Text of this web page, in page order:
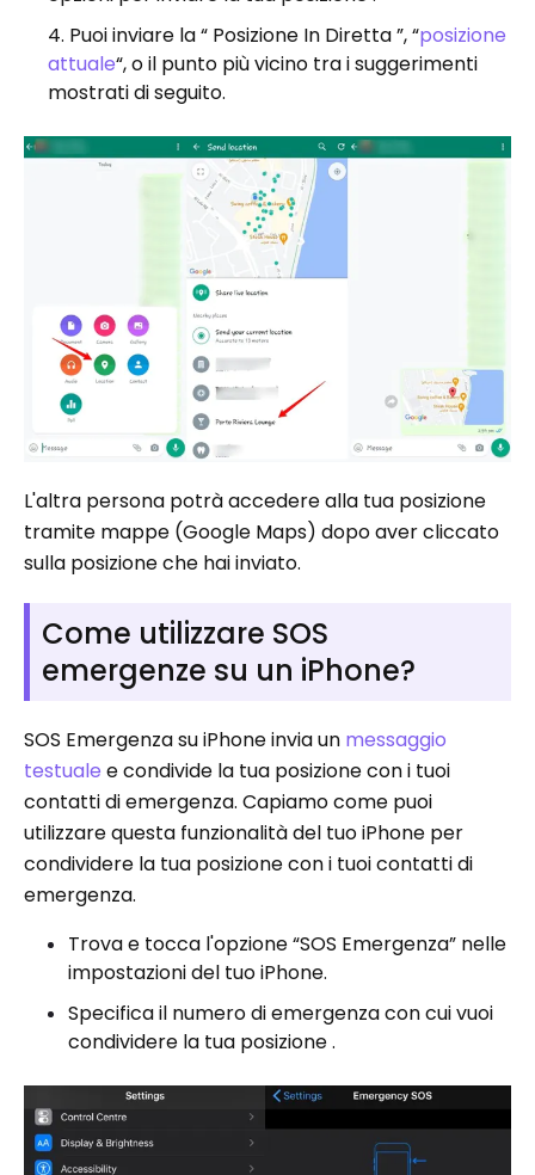
Puoi inviare la “ Posizione In Diretta ”, “posizione
attuale“, o il punto più vicino tra i suggerimenti
mostrati di seguito.
L'altra persona potrà accedere alla tua posizione
tramite mappe (Google Maps) dopo aver cliccato
sulla posizione che hai inviato.
Come utilizzare SOS
emergenze su un iPhone?
SOS Emergenza su iPhone invia un messaggio
testuale e condivide la tua posizione con i tuoi
contatti di emergenza. Capiamo come puoi
utilizzare questa funzionalità del tuo iPhone per
condividere la tua posizione con i tuoi contatti di
emergenza.
Trova e tocca l'opzione “SOS Emergenza” nelle
impostazioni del tuo iPhone.
Specifica il numero di emergenza con cui vuoi
condividere la tua posizione .